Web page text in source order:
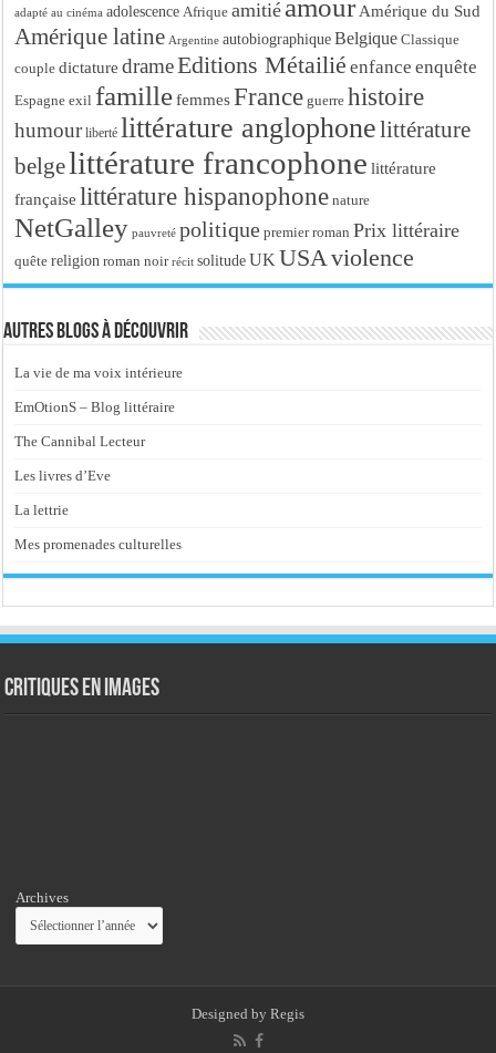
adapté au cinéma adolescence Afrique amitié amour Amérique du Sud
Amérique latine Argentine autobiographique Belgique Classique
couple dictature drameEditions Métailié enfance enquête
Espagne exil famille femmes France guerre histoire
humour liberté littérature anglophonelittérature
belgelittérature francophone littérature
française littérature hispanophone nature
NetGalley pauvreté politique premier roman Prix littéraire
quête religion roman noir récit solitude UK USAviolence
Autres blogs à découvrir
La vie de ma voix intérieure
EmOtionS – Blog littéraire
The Cannibal Lecteur
Les livres d’Eve
La lettrie
Mes promenades culturelles
Critiques en images
Archives
Designed by Regis